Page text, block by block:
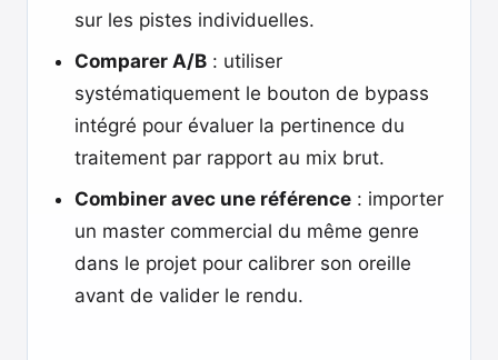
sur les pistes individuelles.
Comparer A/B : utiliser
systématiquement le bouton de bypass
intégré pour évaluer la pertinence du
traitement par rapport au mix brut.
Combiner avec une référence : importer
un master commercial du même genre
dans le projet pour calibrer son oreille
avant de valider le rendu.